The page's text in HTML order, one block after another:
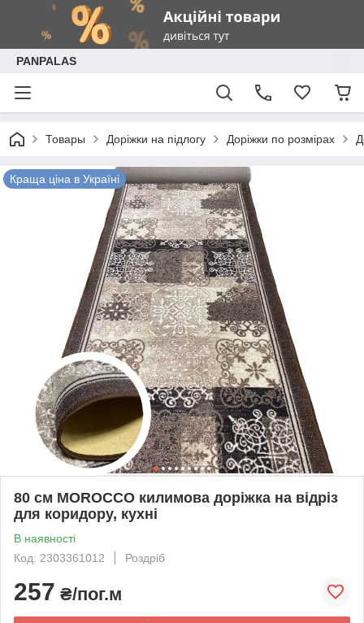
PANPALAS
Товары Доріжки на підлогу Доріжки по розмірах
Краща ціна в Україні
80 см MOROCCO килимова доріжка на відріз
для коридору, кухні
В наявності
Код: 2303361012
Роздріб
257 ₴/пог.м